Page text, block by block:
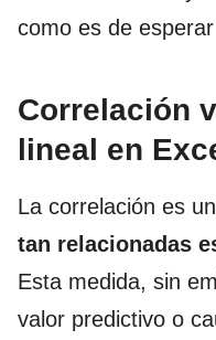
como es de esperar
Correlación
lineal en
La correlación es
tan relacionadas
Esta medida, sin
valor predictivo o